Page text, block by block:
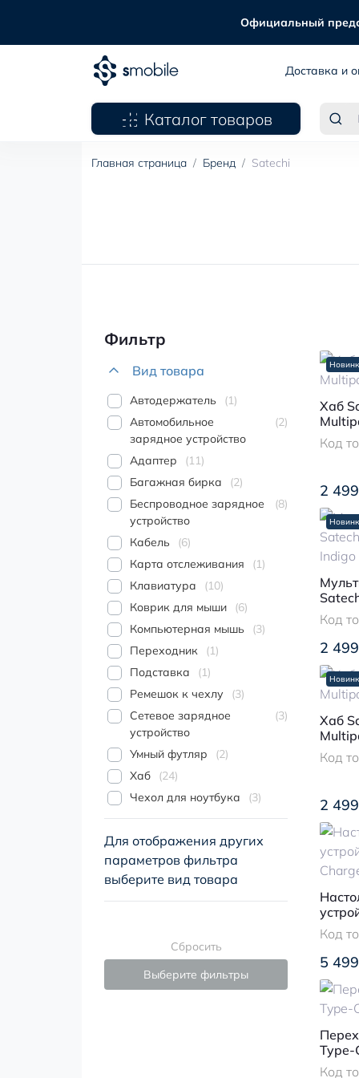
Официальный
Доставка и
Каталог товаров
Главная страница Бренд Satechi
Фильтр
Вид товара
Автодержатель
1
Автомобильное
зарядное устройство
2
Адаптер
11
Багажная бирка
2
Беспроводное зарядное
устройство
8
Кабель
6
Карта отслеживания
1
Клавиатура
10
Коврик для мыши
6
Компьютерная мышь
3
Переходник
1
Подставка
1
Ремешок к чехлу
3
Сетевое зарядное
устройство
3
Умный футляр
2
Хаб
24
Чехол для ноутбука
3
Для отображения других
параметров фильтра
выберите вид товара
Сбросить
Выберите фильтры
Хаб
Код
2
Indigo
Код
2
Хаб
Код
2
Код
5
Type-
Код